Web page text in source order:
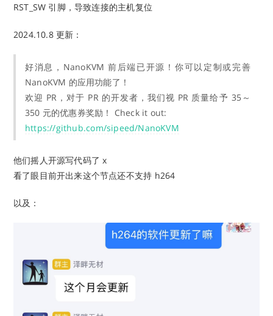
RST_SW 引脚，导致连接的主机复位
2024.10.8 更新：
好消息，NanoKVM 前后端已开源！你可以定制或完善
NanoKVM 的应用功能了！
欢迎 PR，对于 PR 的开发者，我们视 PR 质量给予 35～
350 元的优惠券奖励！ Check it out:
https://github.com/sipeed/NanoKVM
他们摇人开源写代码了 x
看了眼目前开出来这个节点还不支持 h264
以及：